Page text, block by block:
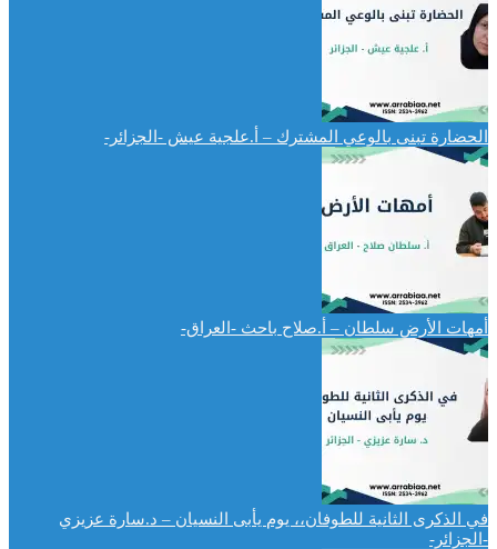
الحضارة تبنى بالوعي المشترك – أ.علجية عيش -الجزائر-
أمهات الأرض سلطان – أ.صلاح باحث -العراق-
في الذكرى الثانية للطوفان،، يوم يأبى النسيان – د.سارة عزيزي
-الجزائر-